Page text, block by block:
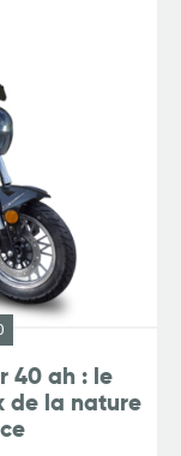
40 ah : le
de la nature